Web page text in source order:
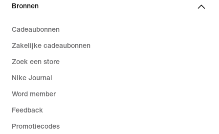
Bronnen
Cadeaubonnen
Zakelijke cadeaubonnen
Zoek een store
Nike Journal
Word member
Feedback
Promotiecodes